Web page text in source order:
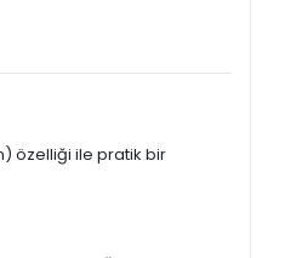
özelliği ile pratik bir